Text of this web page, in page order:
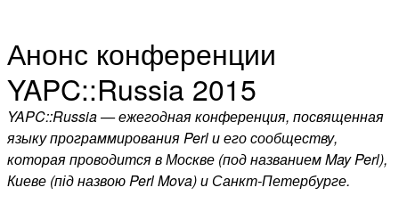
Анонс конференции
YAPC::Russia 2015
YAPC::Russia — ежегодная конференция, посвященная
языку программирования Perl и его сообществу,
которая проводится в Москве (под названием May Perl),
Киеве (під назвою Perl Mova) и Санкт-Петербурге.